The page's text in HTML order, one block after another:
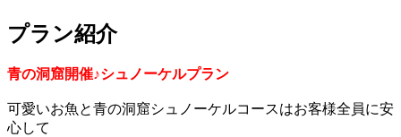
プラン紹介
青の洞窟開催♪シュノーケルプラン
可愛いお魚と青の洞窟シュノーケルコースはお客様全員に安
心して